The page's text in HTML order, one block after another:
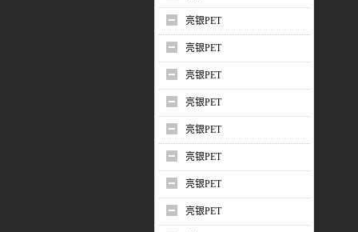
亮银PET
亮银PET
亮银PET
亮银PET
亮银PET
亮银PET
亮银PET
亮银PET